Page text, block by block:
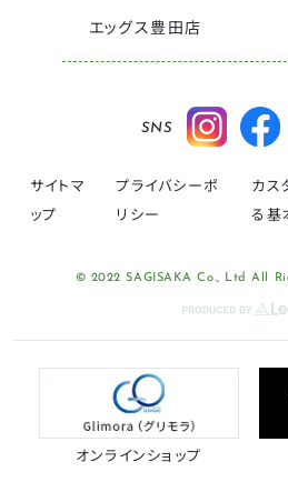
エッグス豊田店
SNS
サイトマ
ップ
プライバシーポ
リシー
カス
る基
© 2022 SAGISAKA Co., Ltd All
オンラインショップ